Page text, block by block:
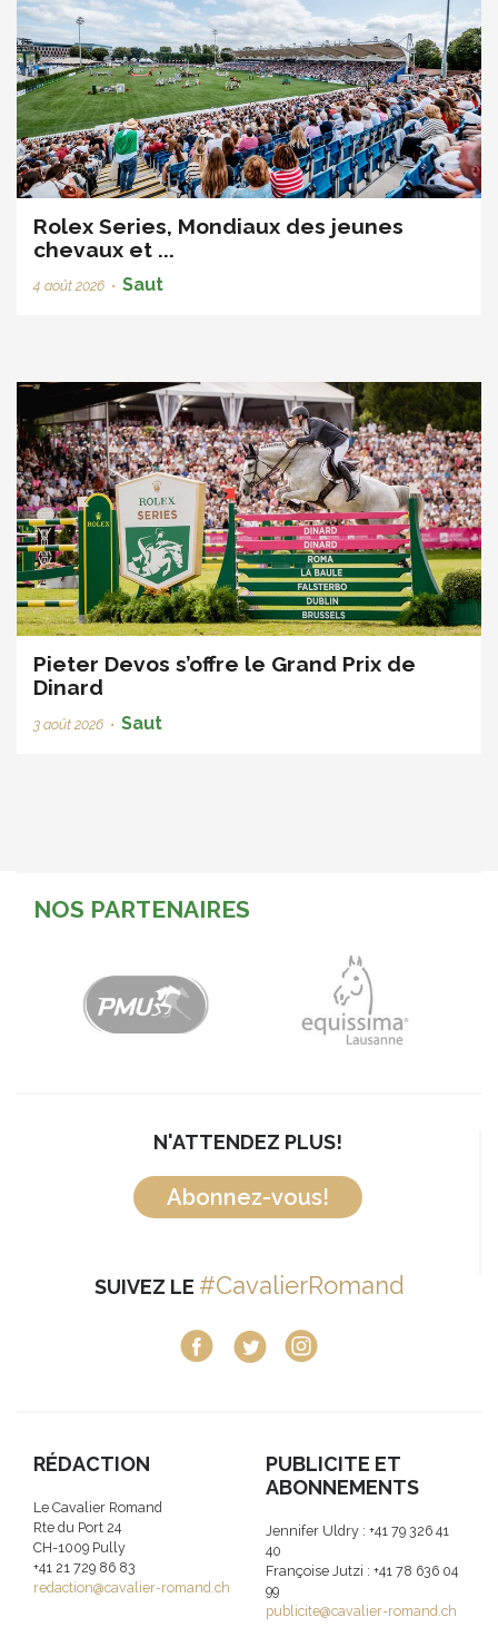
Rolex Series, Mondiaux des jeunes
chevaux et ...
4 août 2026 • Saut
Pieter Devos s’offre le Grand Prix de
Dinard
3 août 2026 • Saut
NOS PARTENAIRES
N'ATTENDEZ PLUS!
Abonnez-vous!
SUIVEZ LE #CavalierRomand
RÉDACTION
Le Cavalier Romand
Rte du Port 24
CH-1009 Pully
+41 21 729 86 83
redaction@cavalier-romand.ch
PUBLICITE ET
ABONNEMENTS
Jennifer Uldry : +41 79 326 41
40
Françoise Jutzi : +41 78 636 04
99
publicite@cavalier-romand.ch